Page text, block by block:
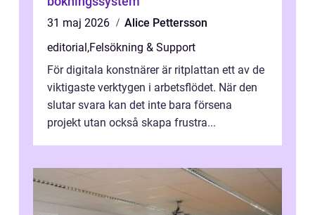
31 maj 2026
Alice Pettersson
editorial,Felsökning & Support
För digitala konstnärer är ritplattan ett av de
viktigaste verktygen i arbetsflödet. När den
slutar svara kan det inte bara försena
projekt utan också skapa frustra...